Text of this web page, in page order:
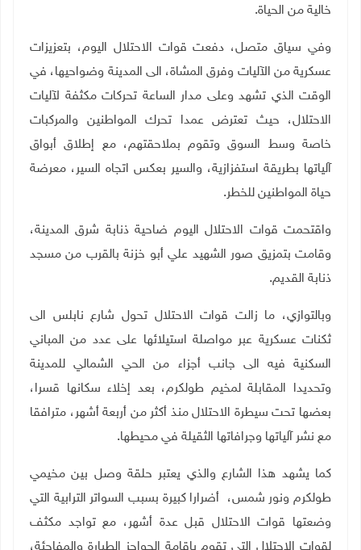
خالية من الحياة.
وفي سياق متصل، دفعت قوات الاحتلال اليوم، بتعزيزات
عسكرية من الآليات وفرق المشاة، الى المدينة وضواحيها، في
الوقت الذي تشهد وعلى مدار الساعة تحركات مكثفة لآليات
الاحتلال، حيث تعترض عمدا تحرك المواطنين والمركبات
خاصة وسط السوق وتقوم بملاحقتهم، مع إطلاق أبواق
آلياتها بطريقة استفزازية، والسير بعكس اتجاه السير، معرضة
حياة المواطنين للخطر.
واقتحمت قوات الاحتلال اليوم ضاحية ذنابة شرق المدينة،
وقامت بتمزيق صور الشهيد علي أبو خزنة بالقرب من مسجد
ذنابة القديم.
وبالتوازي، ما زالت قوات الاحتلال تحول شارع نابلس الى
ثكنات عسكرية عبر مواصلة استيلائها على عدد من المباني
السكنية فيه الى جانب أجزاء من الحي الشمالي للمدينة
وتحديدا المقابلة لمخيم طولكرم، بعد إخلاء سكانها قسرا،
بعضها تحت سيطرة الاحتلال منذ أكثر من أربعة أشهر، مترافقا
مع نشر آلياتها وجرافاتها الثقيلة في محيطها.
كما يشهد هذا الشارع والذي يعتبر حلقة وصل بين مخيمي
طولكرم ونور شمس، أضرارا كبيرة بسبب السواتر الترابية التي
وضعتها قوات الاحتلال قبل عدة أشهر، مع تواجد مكثف
لقوات الاحتلال التي تقوم بإقامة الحواجز الطيارة والمفاجئة،